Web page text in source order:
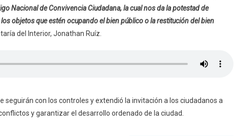
Nacional de Convivencia Ciudadana, la cual nos da la potestad de
objetos que estén ocupando el bien público o la restitución del bien
del Interior, Jonathan Ruíz.
seguirán con los controles y extendió la invitación a los ciudadanos a
y garantizar el desarrollo ordenado de la ciudad.